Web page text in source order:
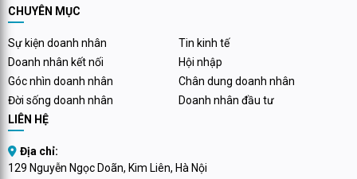
CHUYÊN MỤC
Sự kiện doanh nhân
Tin kinh tế
Doanh nhân kết nối
Hội nhập
Góc nhìn doanh nhân
Chân dung doanh nhân
Đời sống doanh nhân
Doanh nhân đầu tư
LIÊN HỆ
Địa chỉ:
129 Nguyễn Ngọc Doãn, Kim Liên, Hà Nội